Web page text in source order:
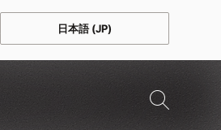
日本語 (JP)